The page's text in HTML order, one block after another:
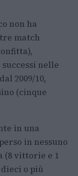
non ha
match
nelle
2009/10,
(cinque
in una
in nessuno
(8 vittorie e 1
o più